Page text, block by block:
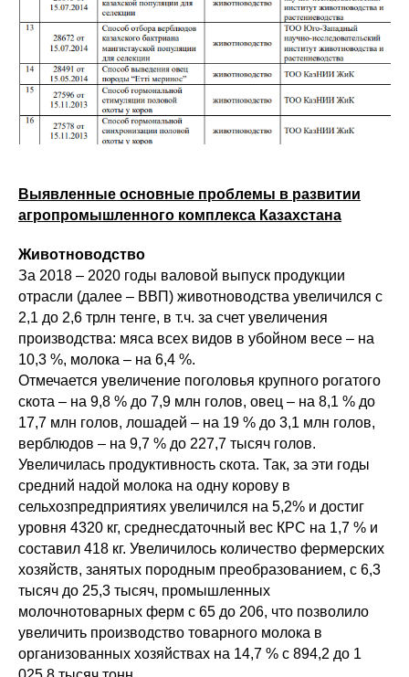
Выявленные основные проблемы в развитии
агропромышленного комплекса Казахстана
Животноводство
За 2018 – 2020 годы валовой выпуск продукции
отрасли (далее – ВВП) животноводства увеличился с
2,1 до 2,6 трлн тенге, в т.ч. за счет увеличения
производства: мяса всех видов в убойном весе – на
10,3 %, молока – на 6,4 %.
Отмечается увеличение поголовья крупного рогатого
скота – на 9,8 % до 7,9 млн голов, овец – на 8,1 % до
17,7 млн голов, лошадей – на 19 % до 3,1 млн голов,
верблюдов – на 9,7 % до 227,7 тысяч голов.
Увеличилась продуктивность скота. Так, за эти годы
средний надой молока на одну корову в
сельхозпредприятиях увеличился на 5,2% и достиг
уровня 4320 кг, среднесдаточный вес КРС на 1,7 % и
составил 418 кг. Увеличилось количество фермерских
хозяйств, занятых породным преобразованием, с 6,3
тысяч до 25,3 тысяч, промышленных
молочнотоварных ферм с 65 до 206, что позволило
увеличить производство товарного молока в
организованных хозяйствах на 14,7 % с 894,2 до 1